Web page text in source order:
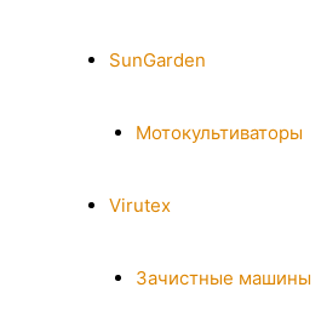
SunGarden
Мотокультиваторы
Virutex
Зачистные машины